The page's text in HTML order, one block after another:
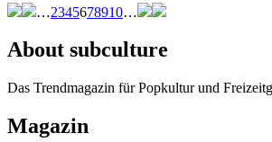
…2345678910…
About subculture
Das Trendmagazin für Popkultur und
Magazin